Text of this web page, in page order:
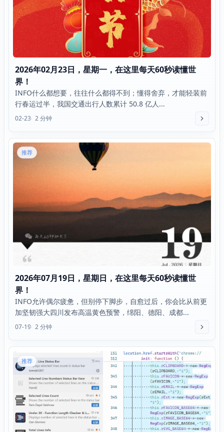
2026年02月23日，星期一，在这里每天60秒读懂世
界！
INFO什么都想要，往往什么都得不到；懂得舍弃，才能轻装前
行春运过半，我国交通出行人数累计 50.8 亿人...
02-23 2 分钟
推荐
2026年07月19日，星期日，在这里每天60秒读懂世
界！
INFO允许偶尔疲惫，但别停下脚步，自愈过后，你会比从前更
加坚韧强大四川发布高温黄色预警，绵阳、德阳、成都...
07-19 2 分钟
推荐